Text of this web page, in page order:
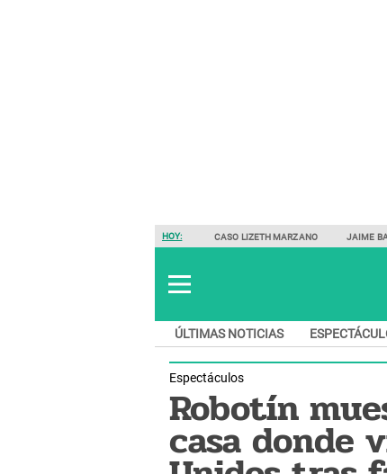
HOY: CASO LIZETH MARZANO JAIME
ÚLTIMAS NOTICIAS
Espectáculos
Robotín
casa donde